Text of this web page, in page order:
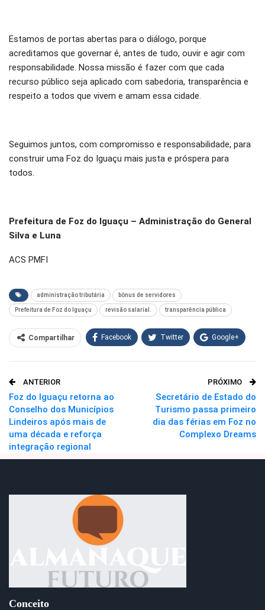
Estamos de portas abertas para o diálogo, porque
acreditamos que governar é, antes de tudo, ouvir e agir com
responsabilidade. Nossa missão é fazer com que cada
recurso público seja aplicado com sabedoria, transparência e
respeito a todos que vivem e amam essa cidade.
Seguimos juntos, com compromisso e responsabilidade, para
construir uma Foz do Iguaçu mais justa e próspera para
todos.
Prefeitura de Foz do Iguaçu – Administração do General
Silva e Luna
ACS PMFI
administração tributária bônus de servidores
Prefeitura de Foz do Iguaçu revisão salarial. transparência pública
Compartilhar Facebook Twitter Google+
O email
ANTERIOR
Foz do Iguaçu retorna ao
Conselho dos Municípios
Lindeiros após mais de
uma década e reforça
integração regional
PRÓXIMO
Secretário de Estado do
Turismo passa primeiro
dia das férias em Foz no
Complexo Dreams
Conceito